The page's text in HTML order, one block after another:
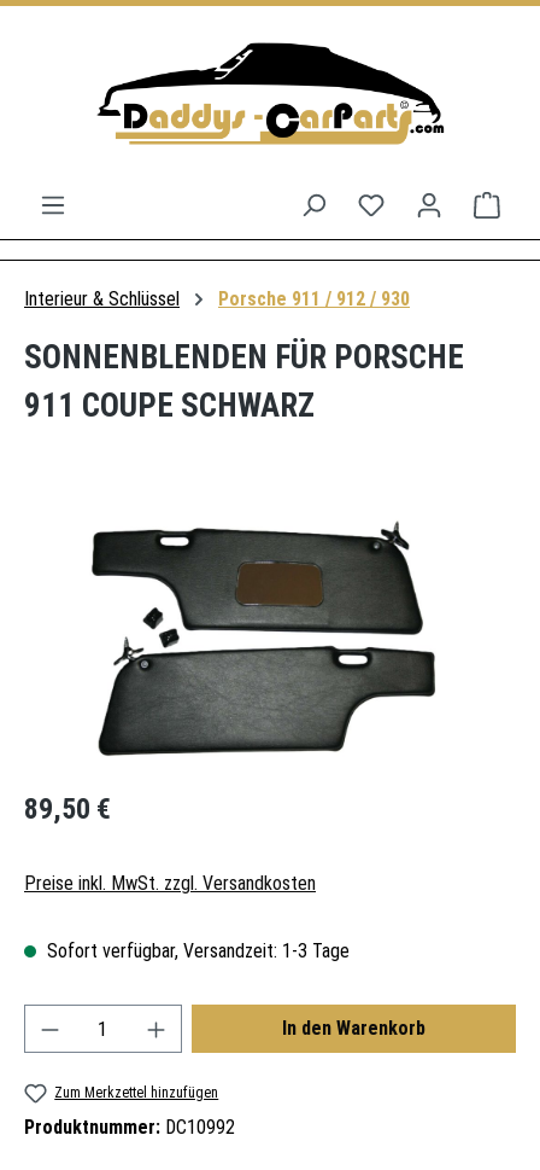
Du hast 0
Interieur & Schlüssel Porsche 911 / 912 / 930
SONNENBLENDEN FÜR PORSCHE
911 COUPE SCHWARZ
Regulärer Preis:
89,50 €
Preise inkl. MwSt. zzgl. Versandkosten
Sofort verfügbar, Versandzeit: 1-3 Tage
Produkt Anzahl: Gib den gewünschten Wert ein
In den Warenkorb
Zum Merkzettel hinzufügen
Produktnummer: DC10992